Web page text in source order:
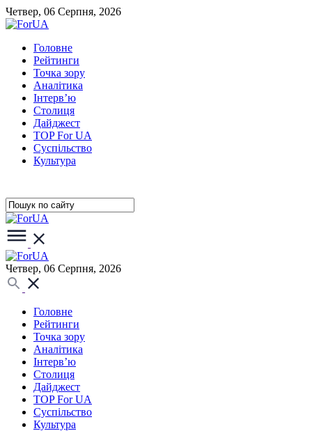
Четвер, 06 Серпня, 2026
Головне
Рейтинги
Точка зору
Аналітика
Інтерв’ю
Столиця
Дайджест
TOP For UA
Суспiльство
Культура
Четвер, 06 Серпня, 2026
Головне
Рейтинги
Точка зору
Аналітика
Інтерв’ю
Столиця
Дайджест
TOP For UA
Суспiльство
Культура